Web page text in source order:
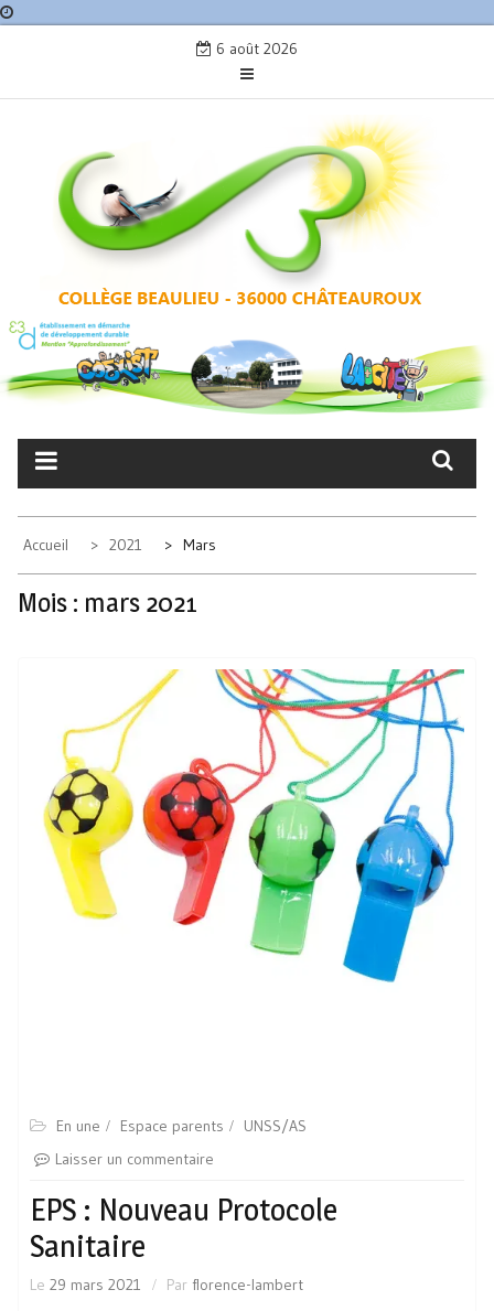
6 août 2026
COLLÈGE BEAULIEU –
CHÂTEAUROUX
Accueil 2021 Mars
Mois : mars 2021
En une Espace parents
UNSS/AS
Laisser un commentaire
EPS : Nouveau Protocole
Sanitaire
Le 29 mars 2021 Par florence-lambert